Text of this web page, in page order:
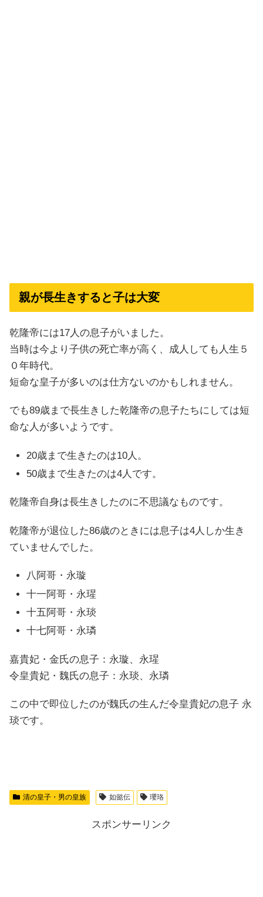
親が長生きすると子は大変
乾隆帝には17人の息子がいました。
当時は今より子供の死亡率が高く、成人しても人生５
０年時代。
短命な皇子が多いのは仕方ないのかもしれません。
でも89歳まで長生きした乾隆帝の息子たちにしては短
命な人が多いようです。
20歳まで生きたのは10人。
50歳まで生きたのは4人です。
乾隆帝自身は長生きしたのに不思議なものです。
乾隆帝が退位した86歳のときには息子は4人しか生き
ていませんでした。
八阿哥・永璇
十一阿哥・永瑆
十五阿哥・永琰
十七阿哥・永璘
嘉貴妃・金氏の息子：永璇、永瑆
令皇貴妃・魏氏の息子：永琰、永璘
この中で即位したのが魏氏の生んだ令皇貴妃の息子 永
琰です。
清の皇子・男の皇族 如懿伝 瓔珞
スポンサーリンク